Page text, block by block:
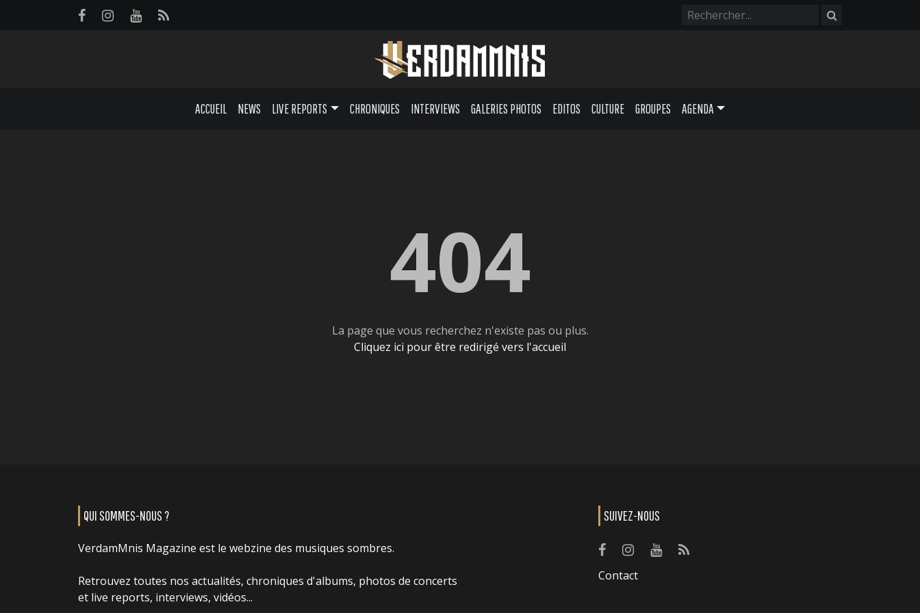
ACCUEIL NEWS LIVE REPORTS CHRONIQUES INTERVIEWS GALERIES PHOTOS EDITOS CULTURE GROUPES AGENDA
404
La page que vous recherchez n'existe pas ou plus.
Cliquez ici pour être redirigé vers l'accueil
QUI SOMMES-NOUS ?
VerdamMnis Magazine est le webzine des musiques sombres.
Retrouvez toutes nos actualités, chroniques d'albums, photos de concerts
et live reports, interviews, vidéos...
SUIVEZ-NOUS
Contact
Panneau de gestion des cookies